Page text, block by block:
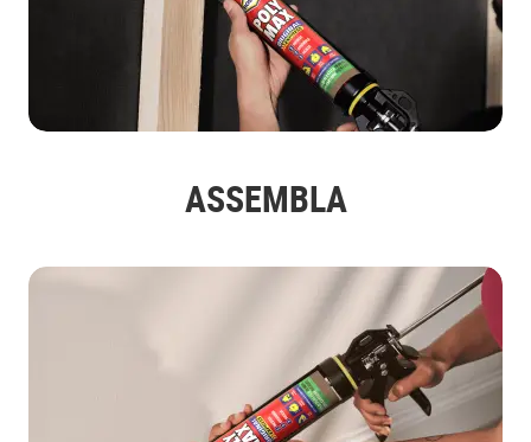
ASSEMBLA